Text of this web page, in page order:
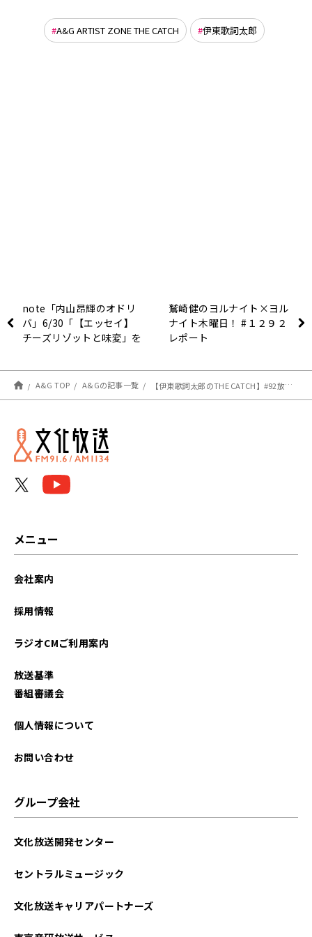
A&G ARTIST ZONE THE CATCH 伊東歌詞太郎
note「内山昂輝のオドリ
バ」6/30「【エッセイ】
チーズリゾットと味変」を
鷲崎健のヨルナイト×ヨル
ナイト木曜日！ #１２９２
レポート
A&G TOP A&Gの記事一覧 【伊東歌詞太郎のTHE CATCH】#92放送後記
メニュー
会社案内
採用情報
ラジオCMご利用案内
放送基準
番組審議会
個人情報について
お問い合わせ
グループ会社
文化放送開発センター
セントラルミュージック
文化放送キャリアパートナーズ